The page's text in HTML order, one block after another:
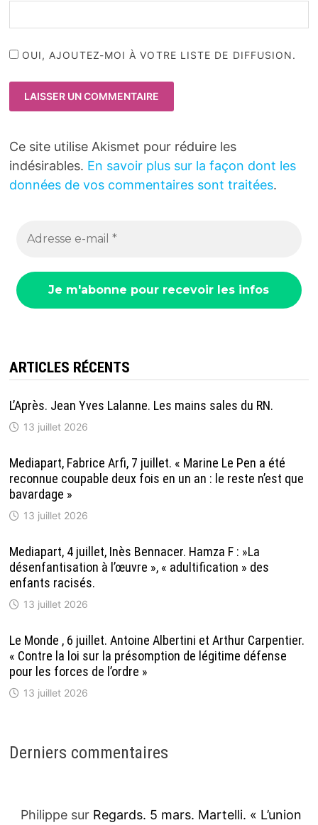
OUI, AJOUTEZ-MOI À VOTRE LISTE DE DIFFUSION.
Ce site utilise Akismet pour réduire les
indésirables. En savoir plus sur la façon dont les
données de vos commentaires sont traitées.
ARTICLES RÉCENTS
L’Après. Jean Yves Lalanne. Les mains sales du RN.
13 juillet 2026
Mediapart, Fabrice Arfi, 7 juillet. « Marine Le Pen a été
reconnue coupable deux fois en un an : le reste n’est que
bavardage »
13 juillet 2026
Mediapart, 4 juillet, Inès Bennacer. Hamza F : »La
désenfantisation à l’œuvre », « adultification » des
enfants racisés.
13 juillet 2026
Le Monde , 6 juillet. Antoine Albertini et Arthur Carpentier.
« Contre la loi sur la présomption de légitime défense
pour les forces de l’ordre »
13 juillet 2026
Derniers commentaires
Philippesur Regards. 5 mars. Martelli. « L’union